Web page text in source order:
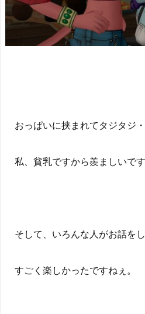
おっぱいに挟まれてタジタジ・
私、貧乳ですから羨ましいです
そして、いろんな人がお話をし
すごく楽しかったですねぇ。